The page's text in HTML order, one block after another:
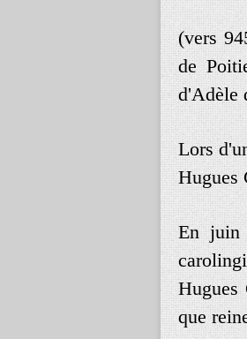
(vers
de
d'Adèle
Lors d'
Hugues
En juin
Hugues
que